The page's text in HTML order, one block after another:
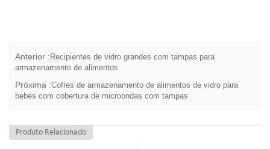
Anterior : Recipientes de vidro grandes com tampas para
armazenamento de alimentos
Próxima :Cofres de armazenamento de alimentos de vidro para
bebés com cobertura de microondas com tampas
Produto Relacionado